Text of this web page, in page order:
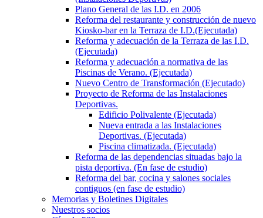
Plano General de las I.D. en 2006
Reforma del restaurante y construcción de nuevo
Kiosko-bar en la Terraza de I.D.(Ejecutada)
Reforma y adecuación de la Terraza de las I.D.
(Ejecutada)
Reforma y adecuación a normativa de las
Piscinas de Verano. (Ejecutada)
Nuevo Centro de Transformación (Ejecutado)
Proyecto de Reforma de las Instalaciones
Deportivas.
Edificio Polivalente (Ejecutada)
Nueva entrada a las Instalaciones
Deportivas. (Ejecutada)
Piscina climatizada. (Ejecutada)
Reforma de las dependencias situadas bajo la
pista deportiva. (En fase de estudio)
Reforma del bar, cocina y salones sociales
contiguos (en fase de estudio)
Memorias y Boletines Digitales
Nuestros socios